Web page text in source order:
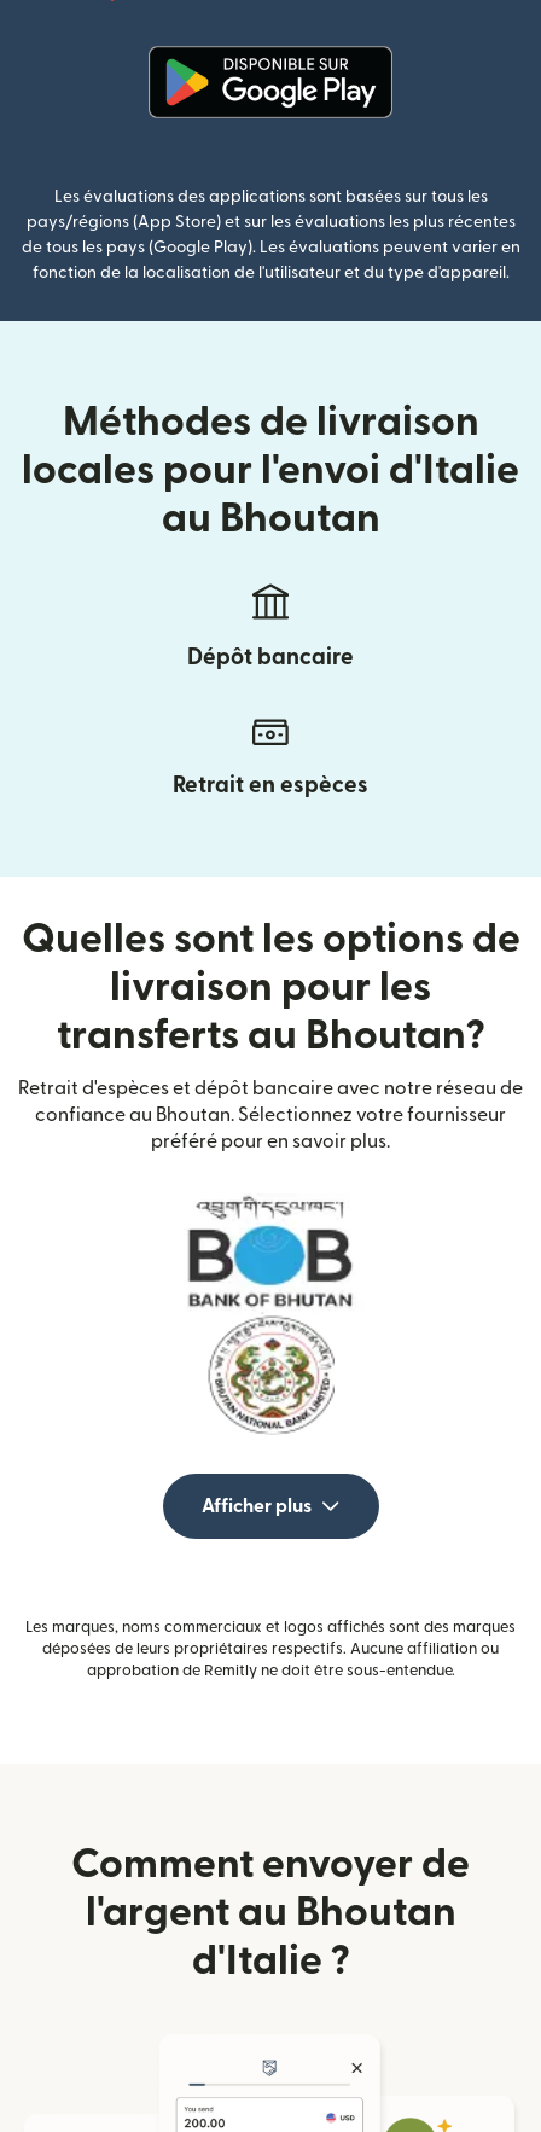
Les évaluations des applications sont basées sur tous les
pays/régions (App Store) et sur les évaluations les plus récentes
de tous les pays (Google Play). Les évaluations peuvent varier en
fonction de la localisation de l'utilisateur et du type d'appareil.
Méthodes de livraison
locales pour l'envoi d'Italie
au Bhoutan
Dépôt bancaire
Retrait en espèces
Quelles sont les options de
livraison pour les
transferts au Bhoutan?
Retrait d'espèces et dépôt bancaire avec notre réseau de
confiance au Bhoutan. Sélectionnez votre fournisseur
préféré pour en savoir plus.
Afficher plus
Les marques, noms commerciaux et logos affichés sont des marques
déposées de leurs propriétaires respectifs. Aucune affiliation ou
approbation de Remitly ne doit être sous-entendue.
Comment envoyer de
l'argent au Bhoutan
d'Italie ?